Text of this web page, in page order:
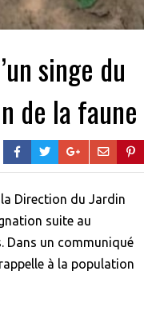
singe du
de la faune
Direction du Jardin
suite au
Dans un communiqué
à la population